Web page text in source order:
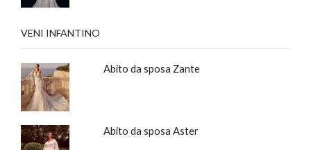
VENI INFANTINO
Abito da sposa Zante
Abito da sposa Aster